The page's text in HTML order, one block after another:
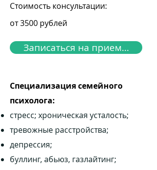
Стоимость консультации:
от 3500 рублей
Записаться на прием...
Специализация семейного
психолога:
стресс; хроническая усталость;
тревожные расстройства;
депрессия;
буллинг, абьюз, газлайтинг;